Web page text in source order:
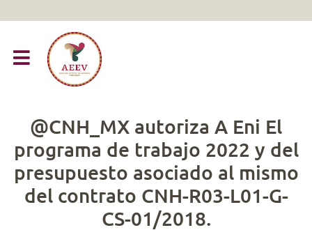
@CNH_MX autoriza A Eni El
programa de trabajo 2022 y del
presupuesto asociado al mismo
del contrato CNH-R03-L01-G-
CS-01/2018.